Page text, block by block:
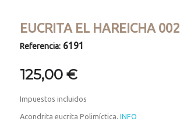
EUCRITA EL HAREICHA 002
Referencia: 6191
125,00 €
Impuestos incluidos
Acondrita eucrita Polimíctica.INFO